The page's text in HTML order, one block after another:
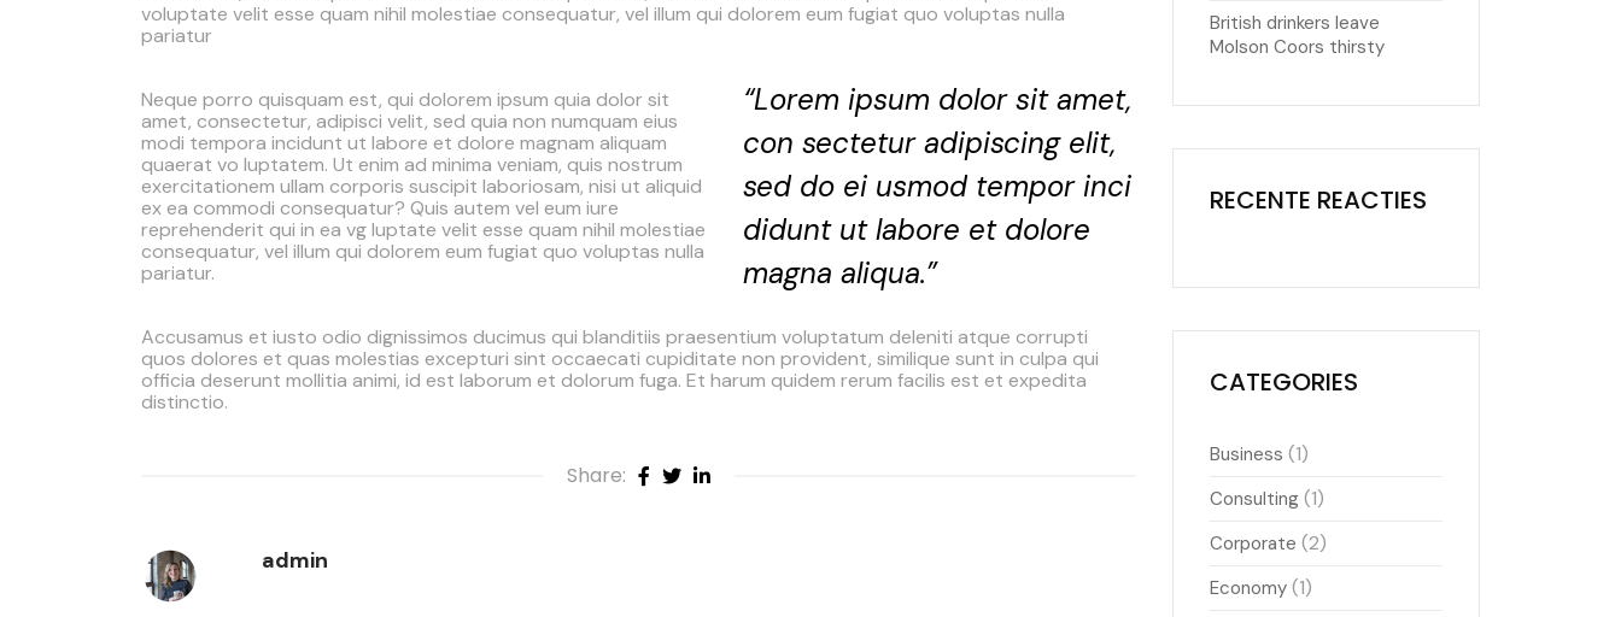
voluptate velit esse quam nihil molestiae consequatur, vel illum qui dolorem eum fugiat quo voluptas nulla
pariatur
Neque porro quisquam est, qui dolorem ipsum quia dolor sit
amet, consectetur, adipisci velit, sed quia non numquam eius
modi tempora incidunt ut labore et dolore magnam aliquam
quaerat vo luptatem. Ut enim ad minima veniam, quis nostrum
exercitationem ullam corporis suscipit laboriosam, nisi ut aliquid
ex ea commodi consequatur? Quis autem vel eum iure
reprehenderit qui in ea vg luptate velit esse quam nihil molestiae
consequatur, vel illum qui dolorem eum fugiat quo voluptas nulla
pariatur.
“Lorem ipsum dolor sit amet,
con sectetur adipiscing elit,
sed do ei usmod tempor inci
didunt ut labore et dolore
magna aliqua.”
Accusamus et iusto odio dignissimos ducimus qui blanditiis praesentium voluptatum deleniti atque corrupti
quos dolores et quas molestias excepturi sint occaecati cupiditate non provident, similique sunt in culpa qui
officia deserunt mollitia animi, id est laborum et dolorum fuga. Et harum quidem rerum facilis est et expedita
distinctio.
Share:
admin
British drinkers leave
Molson Coors thirsty
RECENTE REACTIES
CATEGORIES
Business (1)
Consulting (1)
Corporate (2)
Economy (1)